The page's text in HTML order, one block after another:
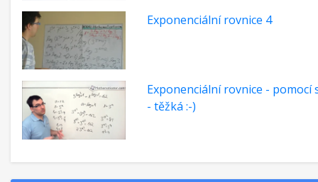
Exponenciální rovnice 4
Exponenciální rovnice - pomocí
- těžká :-)